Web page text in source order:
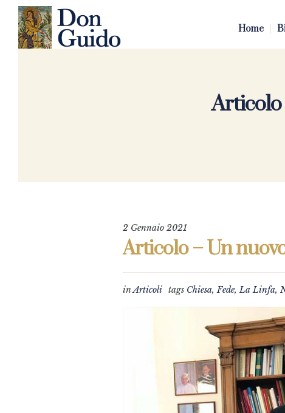
Home
Articolo
2 Gennaio 2021
Articolo – Un
inArticoli tags Chiesa,Fede,La Linfa,